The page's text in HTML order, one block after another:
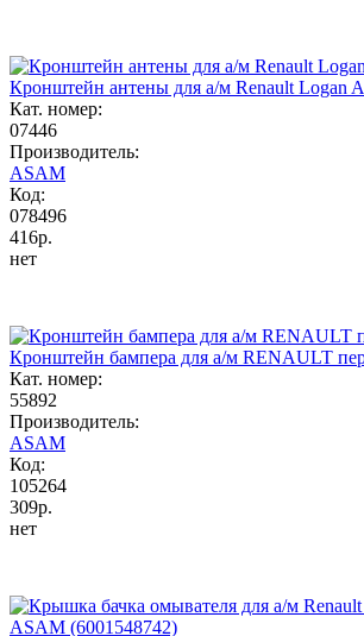
Кронштейн антены для а/м Renault Logan
Кат. номер:
07446
Производитель:
ASAM
Код:
078496
416р.
нет
Кронштейн бампера для а/м RENAULT
Кат. номер:
55892
Производитель:
ASAM
Код:
105264
309р.
нет